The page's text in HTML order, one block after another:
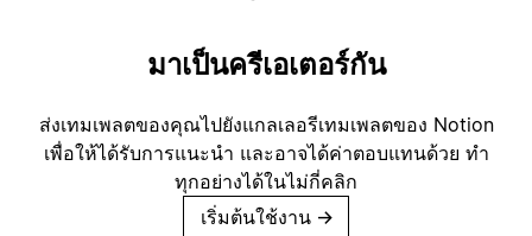
มาเป็นครีเอเตอร์กัน
ส่งเทมเพลตของคุณไปยังแกลเลอรีเทมเพลตของ Notion
เพื่อให้ได้รับการแนะนำ และอาจได้ค่าตอบแทนด้วย ทำ
ทุกอย่างได้ในไม่กี่คลิก
เริ่มต้นใช้งาน →